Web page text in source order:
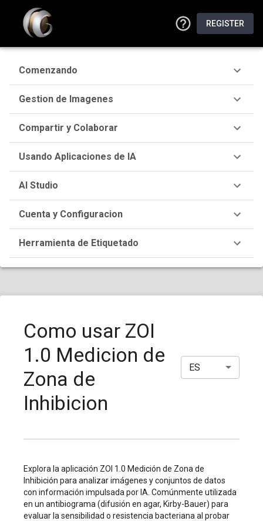
REGISTER
Comenzando
Gestion de Imagenes
Compartir y Colaborar
Usando Aplicaciones de IA
AI Studio
Cuenta y Configuracion
Herramienta de Etiquetado
Como usar ZOI
1.0 Medicion de
Zona de
Inhibicion
ES
Explora la aplicación ZOI 1.0 Medición de Zona de
Inhibición para analizar imágenes y conjuntos de datos
con información impulsada por IA. Comúnmente utilizada
en un antibiograma (difusión en agar, Kirby-Bauer) para
evaluar la sensibilidad o resistencia bacteriana al probar